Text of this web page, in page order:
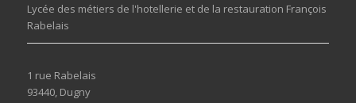
Lycée des métiers de l'hotellerie et de la restauration François
Rabelais
1 rue Rabelais
93440, Dugny